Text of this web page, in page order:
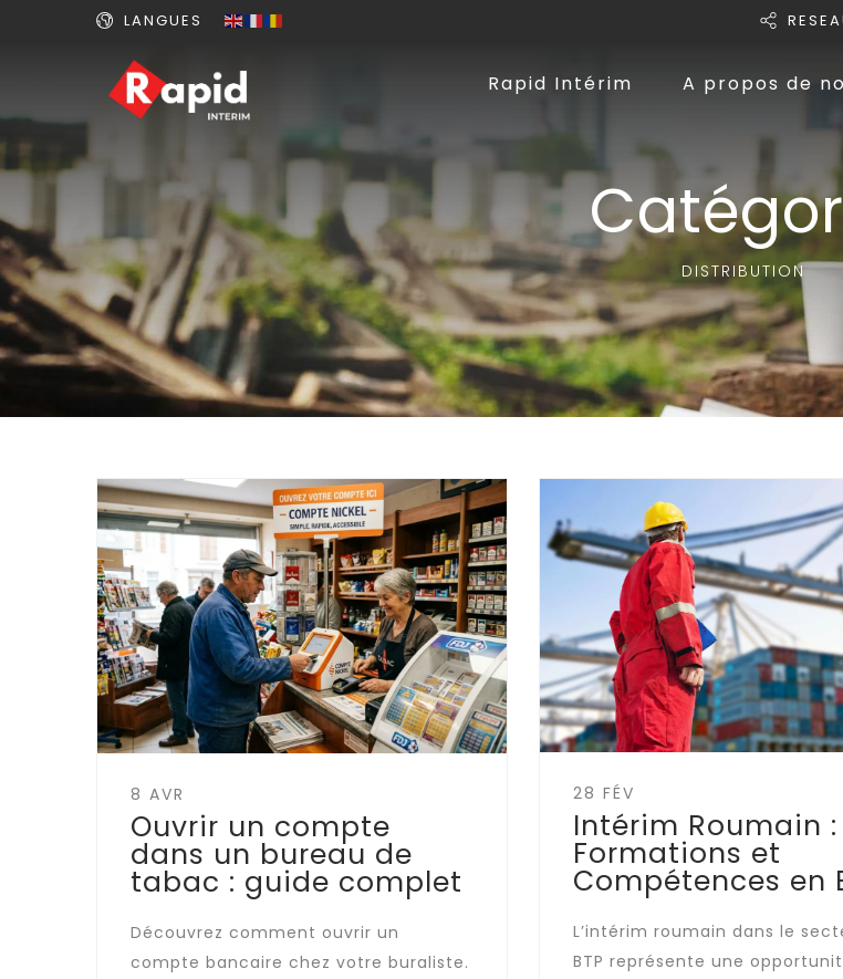
LANGUES
Rapid Intérim A propos de
DISTRIBUTION
8 AVR
Ouvrir un compte
dans un bureau de
tabac : guide complet
Découvrez comment ouvrir un
compte bancaire chez votre buraliste.
28 FÉV
Intérim Roumain :
Formations et
Compétences en
L’intérim roumain dans le
BTP représente une